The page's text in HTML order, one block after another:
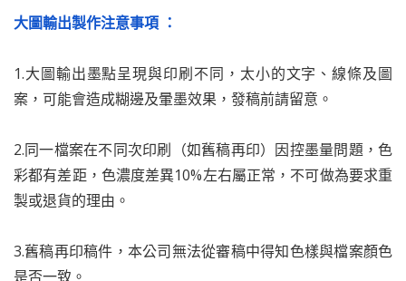
大圖輸出製作注意事項 ：
1.大圖輸出墨點呈現與印刷不同，太小的文字、線條及圖
案，可能會造成糊邊及暈墨效果，發稿前請留意。
2.同一檔案在不同次印刷（如舊稿再印）因控墨量問題，色
彩都有差距，色濃度差異10%左右屬正常，不可做為要求重
製或退貨的理由。
3.舊稿再印稿件，本公司無法從審稿中得知色樣與檔案顏色
是否一致。